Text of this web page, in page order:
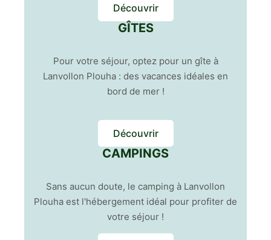
Découvrir
GÎTES
Pour votre séjour, optez pour un gîte à
Lanvollon Plouha : des vacances idéales en
bord de mer !
Découvrir
CAMPINGS
Sans aucun doute, le camping à Lanvollon
Plouha est l'hébergement idéal pour profiter de
votre séjour !